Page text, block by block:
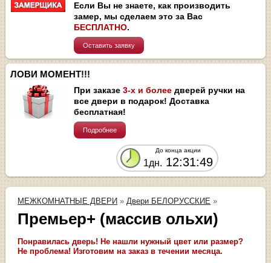
Если Вы не знаете, как производить
замер, мы сделаем это за Вас
БЕСПЛАТНО.
Оставить заявку
ЛОВИ МОМЕНТ!!!
При заказе3-х и более дверей ручки на
все двери в подарок! Доставка
бесплатная!
Подробнее
До конца акции
1дн. 12:31:49
МЕЖКОМНАТНЫЕ ДВЕРИ » Двери БЕЛОРУССКИЕ »
Премьер+ (массив ольхи)
Понравилась дверь! Не нашли нужный цвет или размер?
Не проблема! Изготовим на заказ в течении месяца.